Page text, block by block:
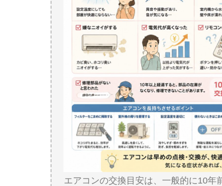
エアコンの交換目安は、一般的に10